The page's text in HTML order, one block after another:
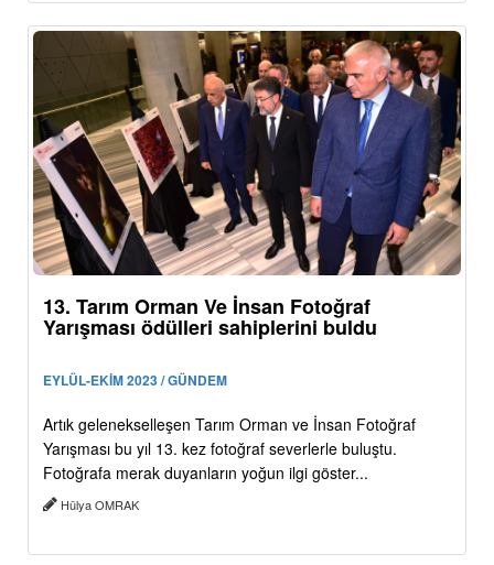
13. Tarım Orman Ve İnsan Fotoğraf
Yarışması ödülleri sahiplerini buldu
EYLÜL-EKİM 2023 / GÜNDEM
Artık gelenekselleşen Tarım Orman ve İnsan Fotoğraf
Yarışması bu yıl 13. kez fotoğraf severlerle buluştu.
Fotoğrafa merak duyanların yoğun ilgi göster...
Hülya OMRAK